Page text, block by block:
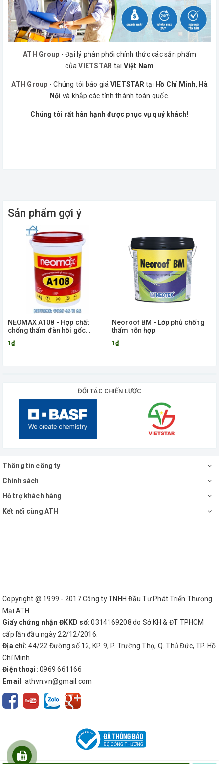
ATH Group - Đại lý phân phối chính thức các sản phẩm
củaVIETSTAR tại Việt Nam
ATH Group - Chúng tôi báo giá VIETSTAR tại Hồ Chí Minh, Hà
Nội và khắp các tỉnh thành toàn quốc.
Chúng tôi rất hân hạnh được phục vụ quý khách!
Sản phẩm gợi ý
NEOMAX A108 - Hợp chất
chống thấm đàn hồi gốc
1₫
Neoroof BM - Lớp phủ chống
thấm hỗn hợp
1₫
ĐỐI TÁC CHIẾN LƯỢC
Thông tin công ty
Chính sách
Hỗ trợ khách hàng
Kết nối cùng ATH
Copyright @ 1999 - 2017 Công ty TNHH Đầu Tư Phát Triển Thương
Mại ATH
Giấy chứng nhận ĐKKD số: 0314169208 do Sở KH & ĐT TPHCM
cấp lần đầu ngày 22/12/2016.
Địa chỉ: 44/22 Đường số 12, KP. 9, P. Trường Thọ, Q. Thủ Đức, TP. Hồ
Chí Minh
Điện thoại: 0969 661166
Email: athvn.vn@gmail.com